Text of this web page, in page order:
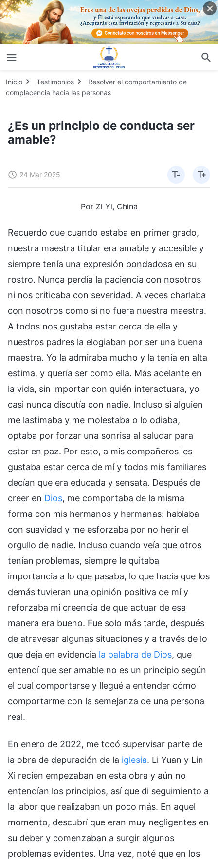
Inicio Testimonios
Resolver el comportamiento de
complacencia hacia las personas
¿Es un principio de conducta ser
amable?
24 Mar 2025
Por Zi Yi, China
Recuerdo que cuando estaba en primer grado,
nuestra maestra titular era amable y accesible y
siempre tenía una expresión bondadosa en su
rostro. Nunca perdía la paciencia con nosotros
ni nos criticaba con severidad. A veces charlaba
con nosotros como si no fuera nuestra maestra.
A todos nos gustaba estar cerca de ella y
nuestros padres la elogiaban por ser una buena
maestra. Yo la admiraba mucho y la tenía en alta
estima, y quería ser como ella. Más adelante en
la vida, sin importar con quién interactuara, yo
casi nunca discutía con nadie. Incluso si alguien
me lastimaba y me molestaba o lo odiaba,
optaba por forzar una sonrisa al saludar para
estar en paz. Por esto, a mis compañeros les
gustaba estar cerca de mí y todos mis familiares
decían que era educada y sensata. Después de
creer en Dios, me comportaba de la misma
forma con mis hermanos y hermanas: hablaba
con suavidad y me esforzaba por no herir el
orgullo de nadie. Incluso cuando veía que otros
tenían problemas, siempre le quitaba
importancia a lo que pasaba, lo que hacía que los
demás tuvieran una opinión positiva de mí y
reforzaba mi creencia de que actuar de esa
manera era bueno. Fue solo más tarde, después
de atravesar algunas situaciones y a través de lo
que deja en evidencia la palabra de Dios, que
entendí que ser amable no es un principio según
el cual comportarse y llegué a entender cómo
comportarme con la semejanza de una persona
real.
En enero de 2022, me tocó supervisar parte de
la obra de depuración de la iglesia. Li Yuan y Lin
Xi recién empezaban en esta obra y aún no
entendían los principios, así que di seguimiento a
la labor que realizaban un poco más. En aquel
momento, descubrí que eran muy negligentes en
su deber y comenzaban a surgir algunos
problemas evidentes. Una vez, noté que en los